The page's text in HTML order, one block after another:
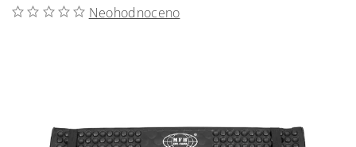
Neohodnoceno